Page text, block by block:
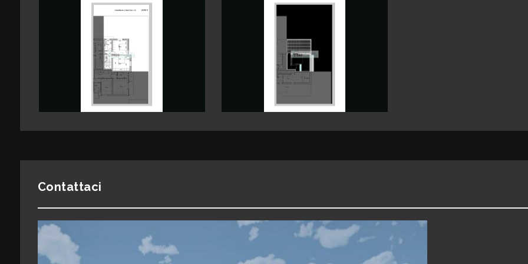
Contattaci
Balcone/Terrazzo
Arredato
Lusso